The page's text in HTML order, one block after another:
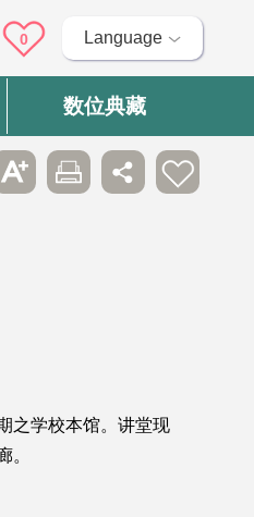
0 Language
数位典藏
之学校本馆。讲堂现
。